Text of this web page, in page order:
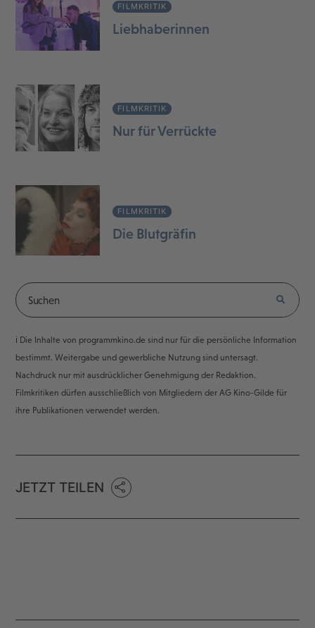
FILMKRITIK
Liebhaberinnen
FILMKRITIK
Nur für Verrückte
FILMKRITIK
Die Blutgräfin
ℹ️ Die Inhalte von programmkino.de sind nur für die persönliche Information
bestimmt. Weitergabe und gewerbliche Nutzung sind untersagt.
Nachdruck nur mit ausdrücklicher Genehmigung der Redaktion.
Filmkritiken dürfen ausschließlich von Mitgliedern der AG Kino-Gilde für
ihre Publikationen verwendet werden.
JETZT TEILEN